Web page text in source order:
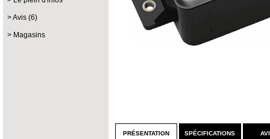
Avis (6)
Magasins
présentation spécifications